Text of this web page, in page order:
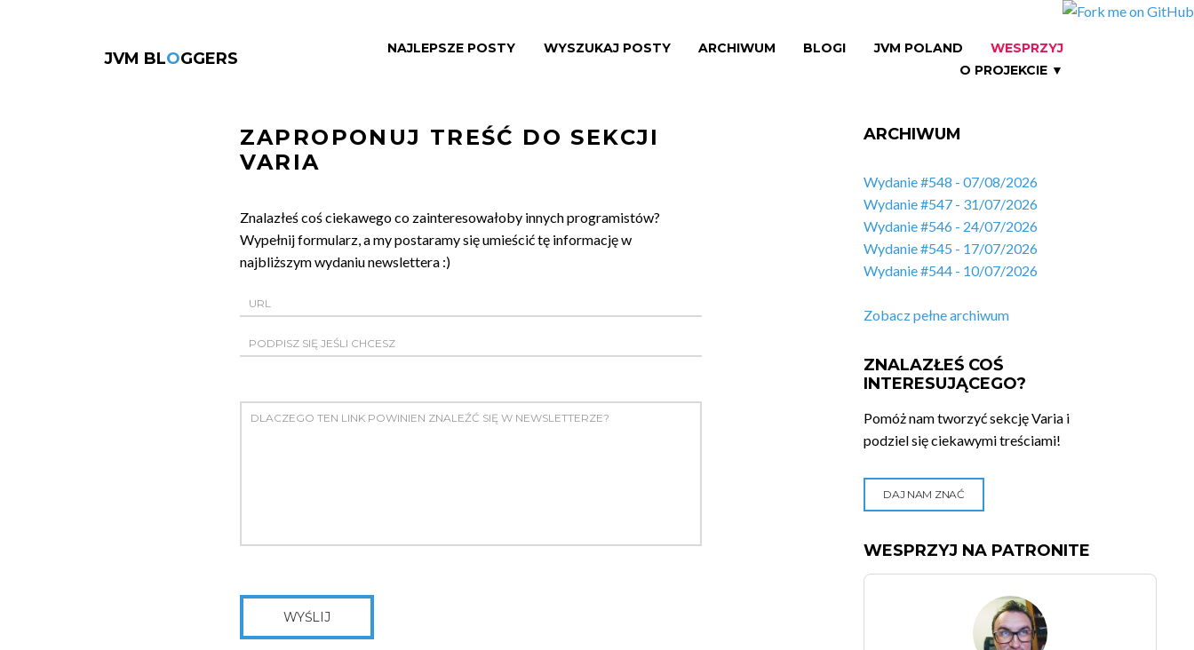
JVM BLOGGERS
NAJLEPSZE POSTY WYSZUKAJ POSTY ARCHIWUM BLOGI JVM POLAND
WESPRZYJ
O PROJEKCIE ▼
ZAPROPONUJ TREŚĆ DO SEKCJI
VARIA
Znalazłeś coś ciekawego co zainteresowałoby innych programistów?
Wypełnij formularz, a my postaramy się umieścić tę informację w
najbliższym wydaniu newslettera :)
WYŚLIJ
ARCHIWUM
Wydanie #548 - 07/08/2026
Wydanie #547 - 31/07/2026
Wydanie #546 - 24/07/2026
Wydanie #545 - 17/07/2026
Wydanie #544 - 10/07/2026
Zobacz pełne archiwum
ZNALAZŁEŚ COŚ
INTERESUJĄCEGO?
Pomóż nam tworzyć sekcję Varia i
podziel się ciekawymi treściami!
DAJ NAM ZNAĆ
WESPRZYJ NA PATRONITE